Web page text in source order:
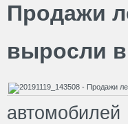
Продажи
выросли в